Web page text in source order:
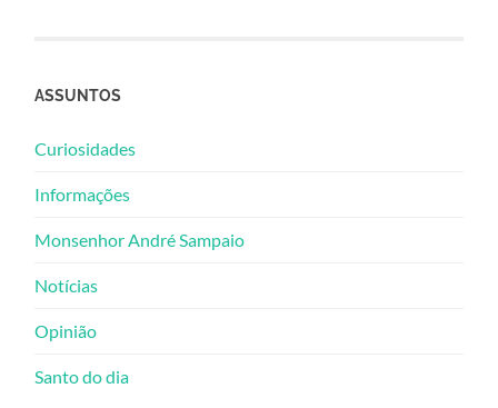
ASSUNTOS
Curiosidades
Informações
Monsenhor André Sampaio
Notícias
Opinião
Santo do dia